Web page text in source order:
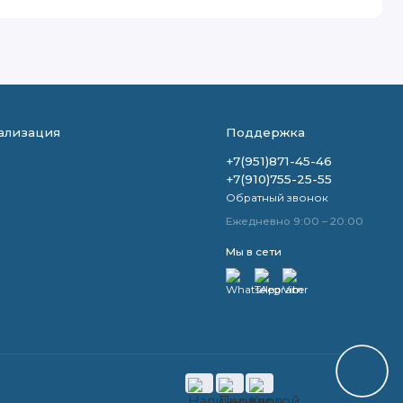
Поддержка
+7(951)871-45-46
+7(910)755-25-55
Обратный звонок
Ежедневно 9:00 – 20:00
Мы в сети